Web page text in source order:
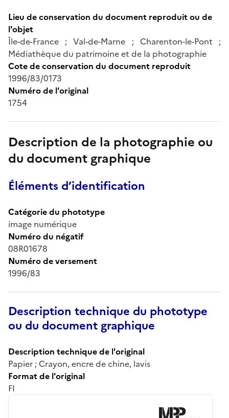
Lieu de conservation du document reproduit ou de
l'objet
Île-de-France ; Val-de-Marne ; Charenton-le-Pont ;
Médiathèque du patrimoine et de la photographie
Cote de conservation du document reproduit
1996/83/0173
Numéro de l'original
1754
Description de la photographie ou
du document graphique
Éléments d’identification
Catégorie du phototype
image numérique
Numéro du négatif
08R01678
Numéro de versement
1996/83
Description technique du phototype
ou du document graphique
Description technique de l'original
Papier ; Crayon, encre de chine, lavis
Format de l'original
FI